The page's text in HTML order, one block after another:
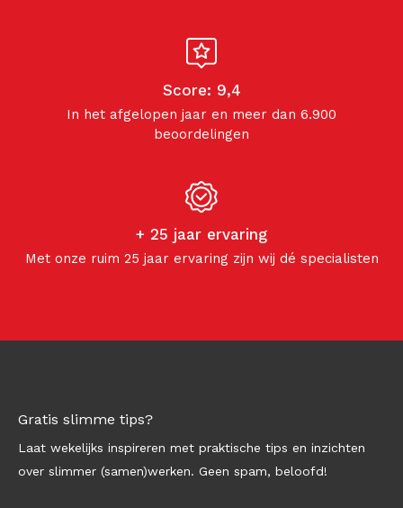
Score: 9,4
In het afgelopen jaar en meer dan 6.900
beoordelingen
+ 25 jaar ervaring
Met onze ruim 25 jaar ervaring zijn wij dé specialisten
Gratis slimme tips?
Laat wekelijks inspireren met praktische tips en inzichten
over slimmer (samen)werken. Geen spam, beloofd!